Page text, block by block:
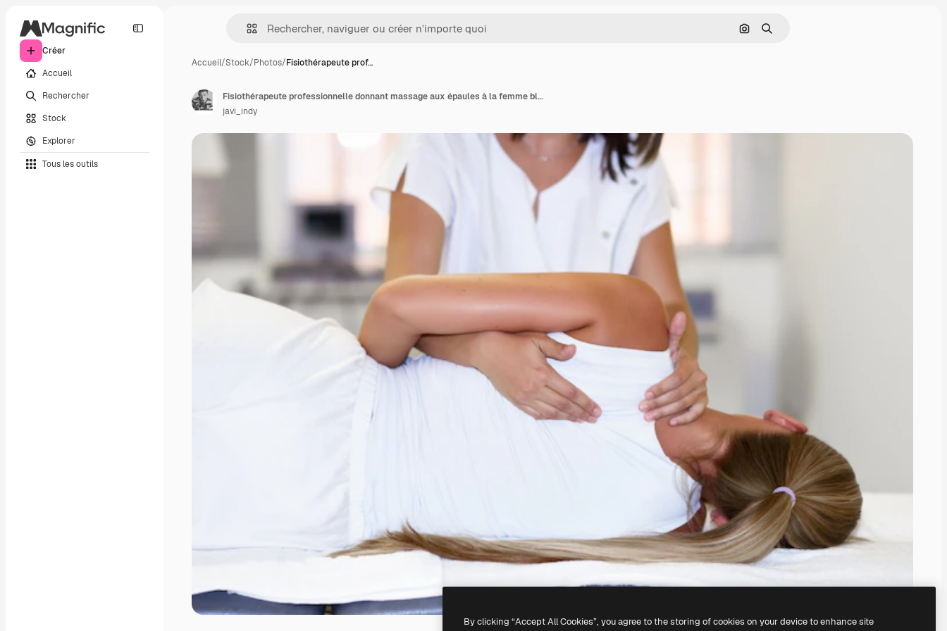
Créer
Accueil
Rechercher
Stock
Explorer
Tous les outils
Rechercher par image
Rechercher
Accueil/Stock/Photos/Fisiothérapeute prof…
Fisiothérapeute professionnelle donnant massage aux épaules à la femme blonde
javi_indy
By clicking “Accept All Cookies”, you agree to the storing of cookies on your device to enhance site